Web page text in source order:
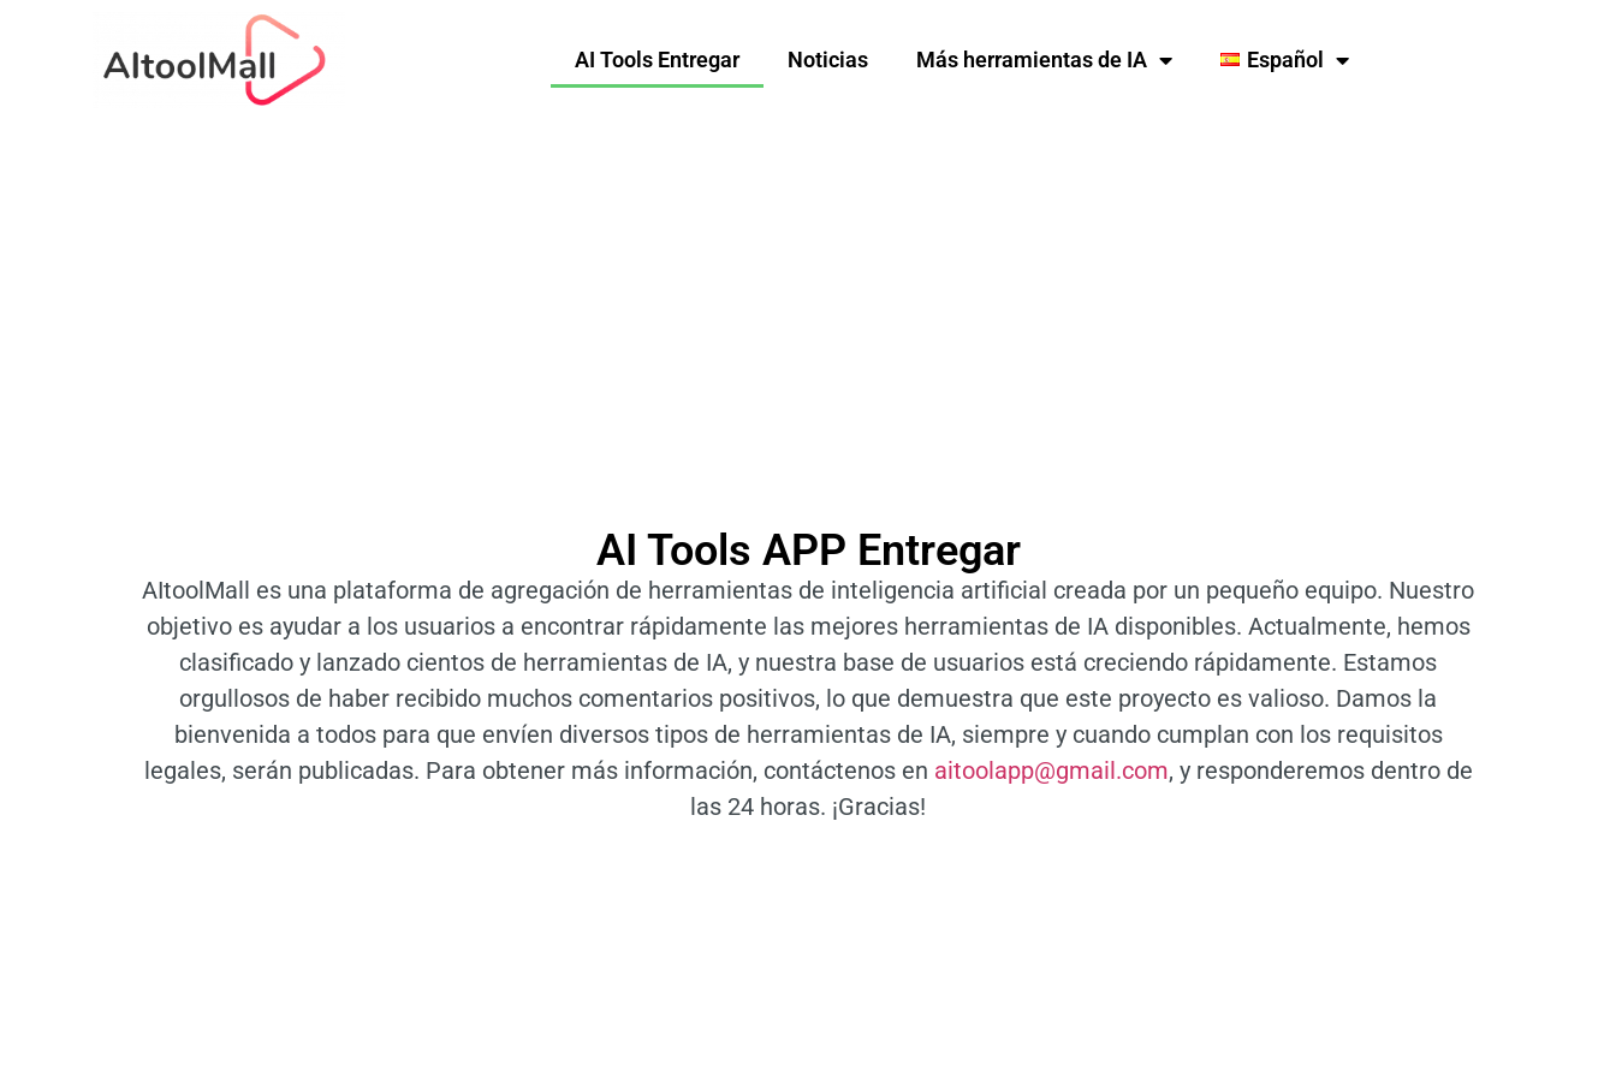
AI Tools Entregar Noticias Más herramientas de IA Español
AI Tools APP Entregar
AItoolMall es una plataforma de agregación de herramientas de inteligencia artificial creada por un pequeño equipo. Nuestro
objetivo es ayudar a los usuarios a encontrar rápidamente las mejores herramientas de IA disponibles. Actualmente, hemos
clasificado y lanzado cientos de herramientas de IA, y nuestra base de usuarios está creciendo rápidamente. Estamos
orgullosos de haber recibido muchos comentarios positivos, lo que demuestra que este proyecto es valioso. Damos la
bienvenida a todos para que envíen diversos tipos de herramientas de IA, siempre y cuando cumplan con los requisitos
legales, serán publicadas. Para obtener más información, contáctenos en aitoolapp@gmail.com, y responderemos dentro de
las 24 horas. ¡Gracias!